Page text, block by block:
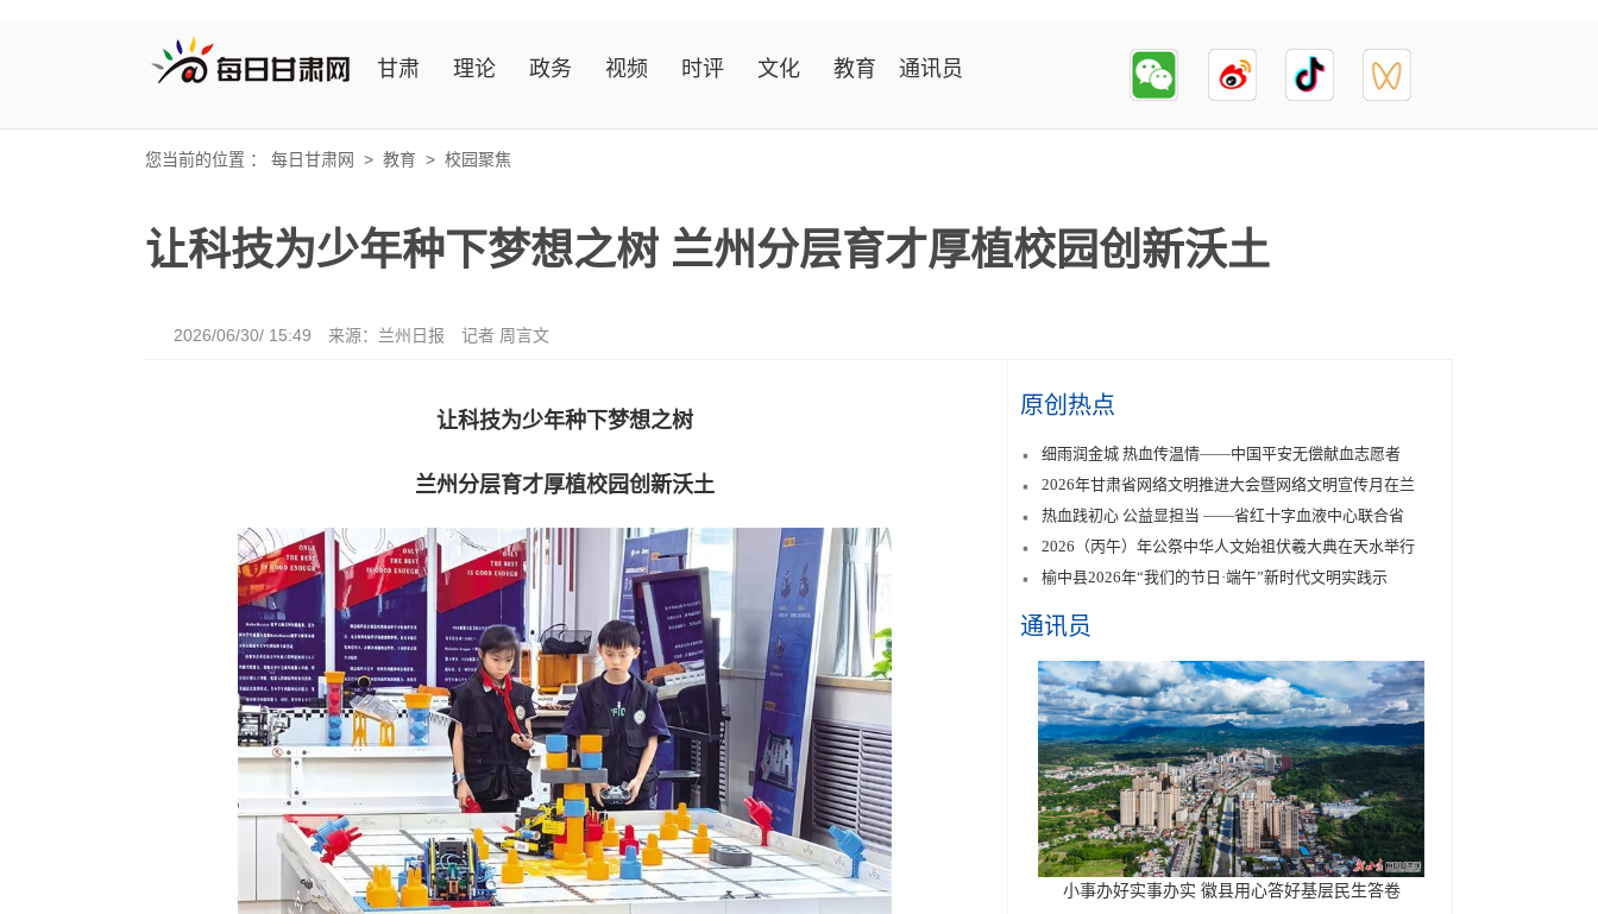
甘肃 理论 政务 视频 时评 文化 教育 通讯员
您当前的位置 ： 每日甘肃网 > 教育 > 校园聚焦
让科技为少年种下梦想之树 兰州分层育才厚植校园创新沃土
2026/06/30/ 15:49 来源：兰州日报 记者 周言文
让科技为少年种下梦想之树
兰州分层育才厚植校园创新沃土
原创热点
细雨润金城 热血传温情——中国平安无偿献血志愿者
2026年甘肃省网络文明推进大会暨网络文明宣传月在兰
热血践初心 公益显担当 ——省红十字血液中心联合省
2026（丙午）年公祭中华人文始祖伏羲大典在天水举行
榆中县2026年“我们的节日·端午”新时代文明实践示
通讯员
小事办好实事办实 徽县用心答好基层民生答卷